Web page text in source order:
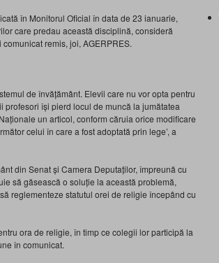
în Monitorul Oficial în data de 23 ianuarie,
care predau această disciplină, consideră
remis, joi, AGERPRES.
de învățământ. Elevii care nu vor opta pentru
își pierd locul de muncă la jumătatea
un articol, conform căruia orice modificare
celui în care a fost adoptată prin lege’, a
din Senat și Camera Deputaților, împreună cu
să găsească o soluție la această problemă,
reglementeze statutul orei de religie începând cu
ora de religie, în timp ce colegii lor participă la
în comunicat.